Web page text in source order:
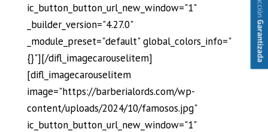
ic_button_button_url_new_window="1"
_builder_version="4.27.0"
_module_preset="default" global_colors_info="
{}"][/difl_imagecarouselitem]
[difl_imagecarouselitem
image="https://barberialords.com/wp-
content/uploads/2024/10/famosos.jpg"
ic_button_button_url_new_window="1"